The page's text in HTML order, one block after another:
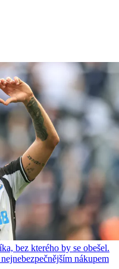
bez kterého by se obešel.
nákupem